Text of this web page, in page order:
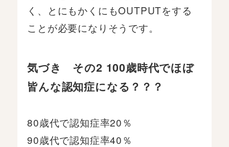
く、とにもかくにもOUTPUTをする
ことが必要になりそうです。
気づき その2 100歳時代でほぼ
皆んな認知症になる？？？
80歳代で認知症率20％
90歳代で認知症率40％